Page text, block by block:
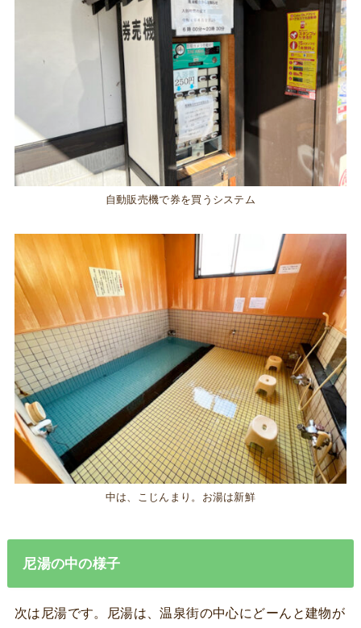
自動販売機で券を買うシステム
中は、こじんまり。お湯は新鮮
尼湯の中の様子
次は尼湯です。尼湯は、温泉街の中心にどーんと建物が